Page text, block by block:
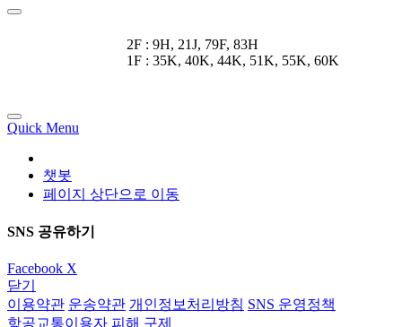
2F : 9H, 21J, 79F, 83H
1F : 35K, 40K, 44K, 51K, 55K, 60K
Quick Menu
챗봇
페이지 상단으로 이동
SNS 공유하기
Facebook X
닫기
이용약관 운송약관 개인정보처리방침 SNS 운영정책
항공교통이용자 피해 구제